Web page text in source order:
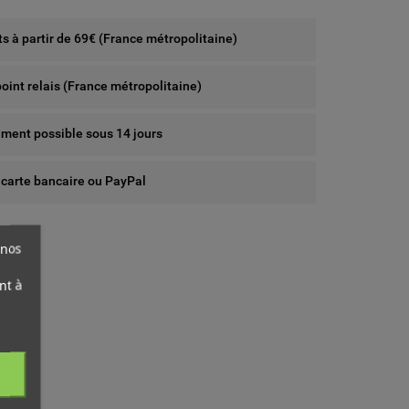
à partir de 69€ (France métropolitaine)
relais (France métropolitaine)
possible sous 14 jours
bancaire ou PayPal
à